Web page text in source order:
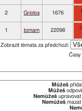
2 Griolos 1676
1 tomam 22098
Zobrazit témata za předchozí:
Časy
Můžeš
Můžeš
Nemůžeš
Nemůžeš mazat